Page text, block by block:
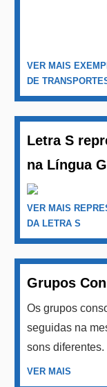
VER MAIS
DE
Letra S
na Língua
VER MAIS
DA LETRA S
Grupos
Os grupos
seguidas na
sons diferentes.
VER MAIS